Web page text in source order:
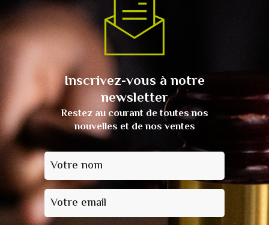
Inscrivez-vous à notre
newsletter
Restez au courant de toutes nos
nouvelles et de nos ventes
Votre nom
Votre email